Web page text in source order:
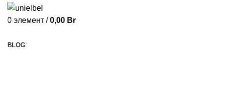
0 элемент / 0,00 Br
BLOG